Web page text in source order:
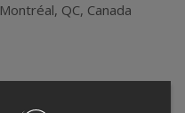
Montréal, QC, Canada